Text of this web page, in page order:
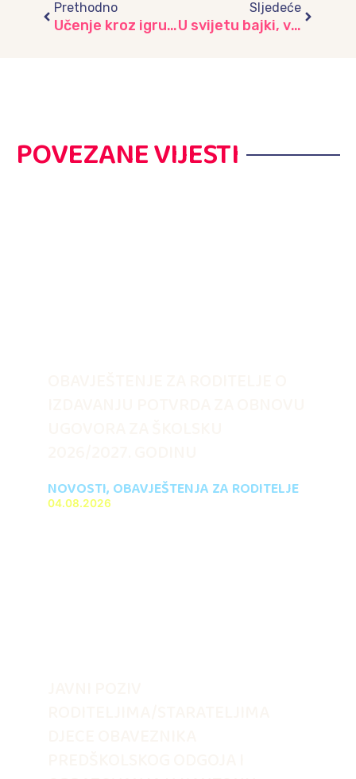
Prethodno
Učenje kroz igru – otkrivanje Planete Zemlje u vrtiću“Vjeverica”
Sljedeće
U svijetu bajki, vrtić “Bulbuli”
POVEZANE VIJESTI
NOVOSTI, OBAVJEŠTENJA ZA RODITELJE
04.08.2026